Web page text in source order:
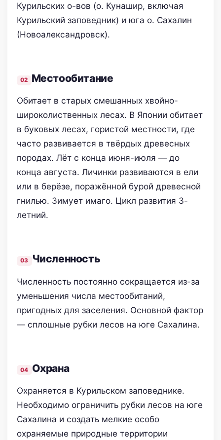
Курильских о-вов (о. Кунашир, включая
Курильский заповедник) и юга о. Сахалин
(Новоалександровск).
Местообитание
Обитает в старых смешанных хвойно-
широколиственных лесах. В Японии обитает
в буковых лесах, гористой местности, где
часто развивается в твёрдых древесных
породах. Лёт с конца июня-июля — до
конца августа. Личинки развиваются в ели
или в берёзе, поражённой бурой древесной
гнилью. Зимует имаго. Цикл развития 3-
летний.
Численность
Численность постоянно сокращается из-за
уменьшения числа местообитаний,
пригодных для заселения. Основной фактор
— сплошные рубки лесов на юге Сахалина.
Охрана
Охраняется в Курильском заповеднике.
Необходимо ограничить рубки лесов на юге
Сахалина и создать мелкие особо
охраняемые природные территории